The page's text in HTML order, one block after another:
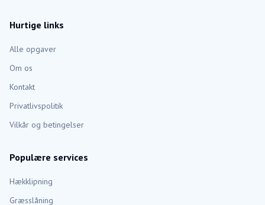
Hurtige links
Alle opgaver
Om os
Kontakt
Privatlivspolitik
Vilkår og betingelser
Populære services
Hækklipning
Græsslåning